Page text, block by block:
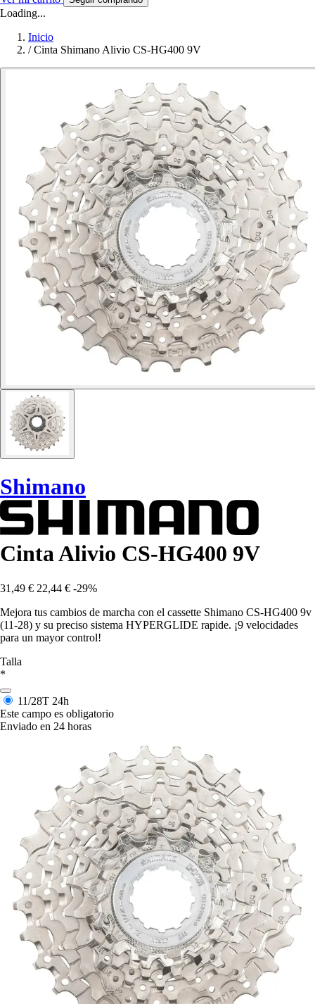
Loading...
Inicio
/ Cinta Shimano Alivio CS-HG400 9V
Shimano
Cinta Alivio CS-HG400 9V
31,49 € 22,44 € -29%
Mejora tus cambios de marcha con el cassette Shimano CS-HG400 9v
(11-28) y su preciso sistema HYPERGLIDE rapide. ¡9 velocidades
para un mayor control!
Talla
*
11/28T 24h
Este campo es obligatorio
Enviado en 24 horas